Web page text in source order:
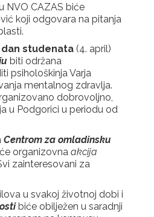
NVO CAZAS biće
koji odgovara na pitanja
studenata (4. april)
biti održana
psihološkinja Varja
mentalnog zdravlja.
dobrovoljno,
u Podgorici u periodu od
Centrom za omladinsku
organizovna akcija
zainteresovani za
u svakoj životnoj dobi i
biće obilježen u saradnji